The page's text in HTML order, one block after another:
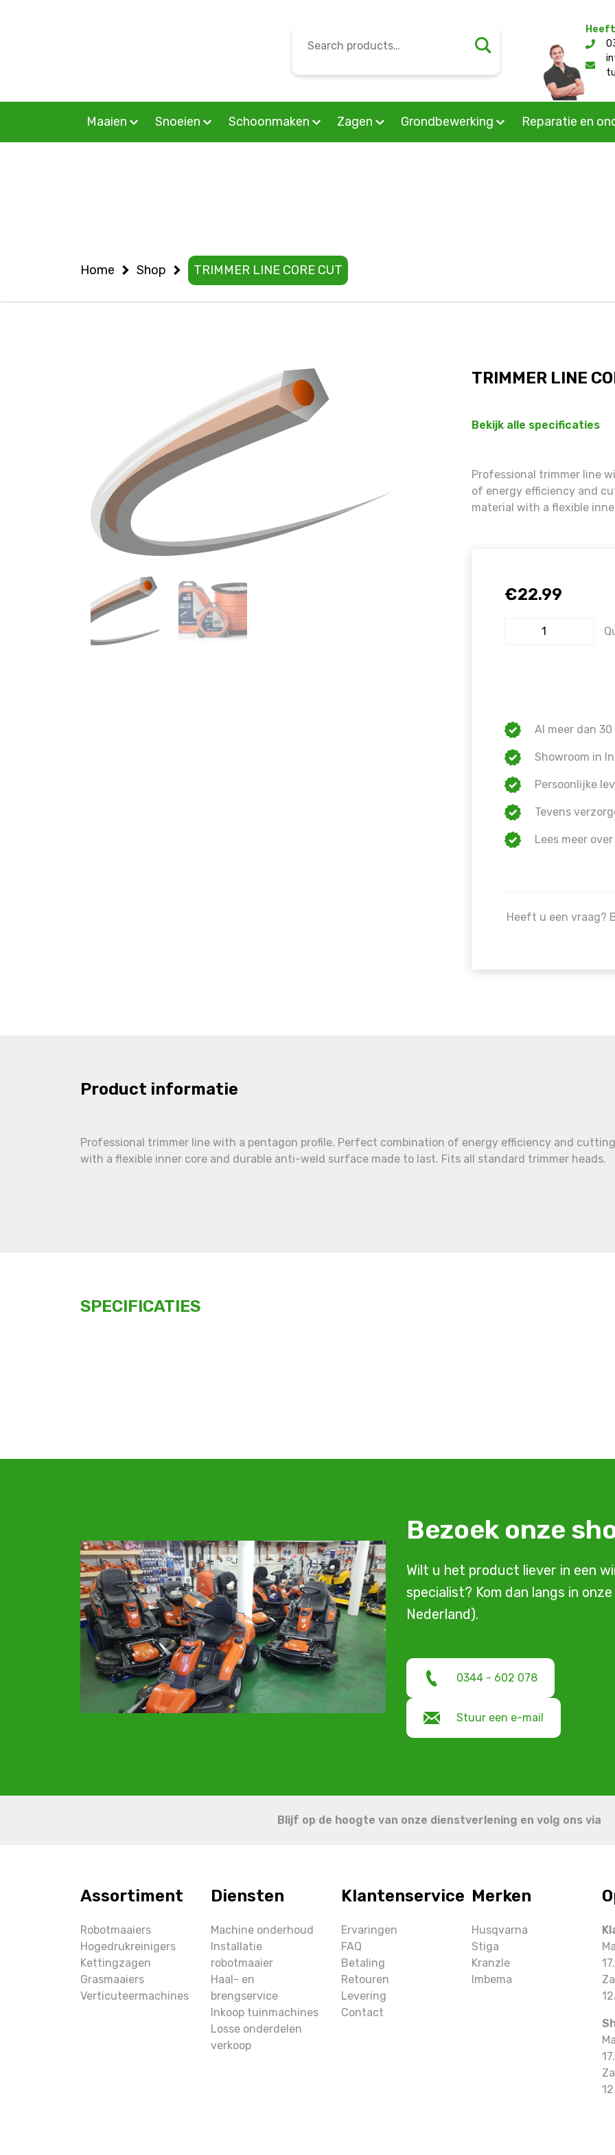
/home/allermedia/domains/vanmourik-tuinmachines.nl/public_html/wp-content/themes/mourik/
Search
Maaien Snoeien Schoonmaken Zagen Grondbewerking Reparatie en
Home Shop TRIMMER LINE CORE CUT
TRIMMER LINE
Bekijk alle specificaties
Professional trimmer line
of energy efficiency and
material with a flexible
€22.99
Al meer dan
Showroom in
Persoonlijke
Tevens
Lees meer
Heeft u een vraag?
Product informatie
Professional trimmer line with a pentagon profile. Perfect combination of energy efficiency and
with a flexible inner core and durable anti-weld surface made to last. Fits all standard trimmer heads.
SPECIFICATIES
Bezoek onze
Wilt u het product liever in een
specialist? Kom dan langs in
Nederland).
0344 - 602 078
Stuur een e-mail
Blijf op de hoogte van onze dienstverlening en volg ons via
Assortiment
Robotmaaiers
Hogedrukreinigers
Kettingzagen
Grasmaaiers
Verticuteermachines
Diensten
Machine onderhoud
Installatie
robotmaaier
Haal- en
brengservice
Inkoop tuinmachines
Losse onderdelen
verkoop
Klantenservice
Ervaringen
FAQ
Betaling
Retouren
Levering
Contact
Merken
Husqvarna
Stiga
Kranzle
Imbema